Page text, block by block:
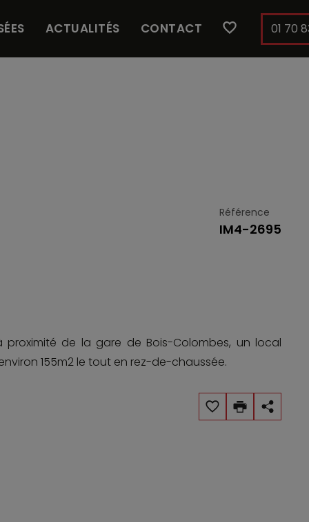
ACTUALITÉS CONTACT 01 70
Référence
IM4-2695
à proximité de la gare de Bois-Colombes, un local
155m2 le tout en rez-de-chaussée.